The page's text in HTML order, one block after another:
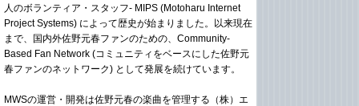
人のボランティア・スタッフ- MIPS (Motoharu Internet
Project Systems) によって歴史が始まりました。以来現在
まで、国内外佐野元春ファンのための、Community-
Based Fan Network (コミュニティをベースにした佐野元
春ファンのネットワーク) として発展を続けています。
MWSの運営・開発は佐野元春の楽曲を管理する（株）エ